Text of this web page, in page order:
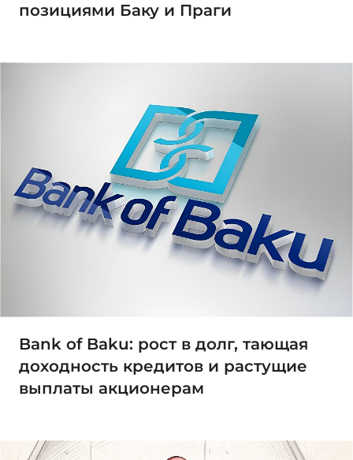
позициями Баку и Праги
Bank of Baku: рост в долг, тающая
доходность кредитов и растущие
выплаты акционерам